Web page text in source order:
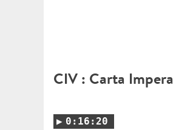
CIV : Carta
0:16:20